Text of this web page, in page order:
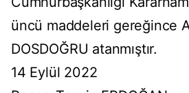
üncü maddeleri gereğince
DOSDOĞRU atanmıştır.
14 Eylül 2022